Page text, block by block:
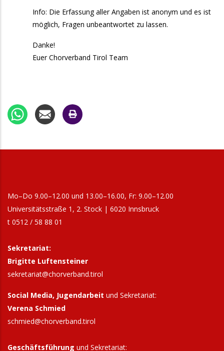
25. September 2026
Jugendlichen
Jugendlichen
2026
2. Oktober 2026
3. Oktober 2026
9:30 Männersingtag
Gospelmesse - Abschluss NGL-Workshop
Info: Die Erfassung aller Angaben ist anonym und es ist
möglich, Fragen unbeantwortet zu lassen.
Danke!
Euer Chorverband Tirol Team
Mo–Do 9.00–12.00 und 13.00–16.00, Fr: 9.00–12.00
Universitätsstraße 1, 2. Stock | 6020 Innsbruck
t 0512 / 58 88 01
Sekretariat:
Brigitte Luftensteiner
sekretariat@chorverband.tirol
Social Media, Jugendarbeit und Sekretariat:
Verena Schmied
schmied@chorverband.tirol
Geschäftsführung und Sekretariat: